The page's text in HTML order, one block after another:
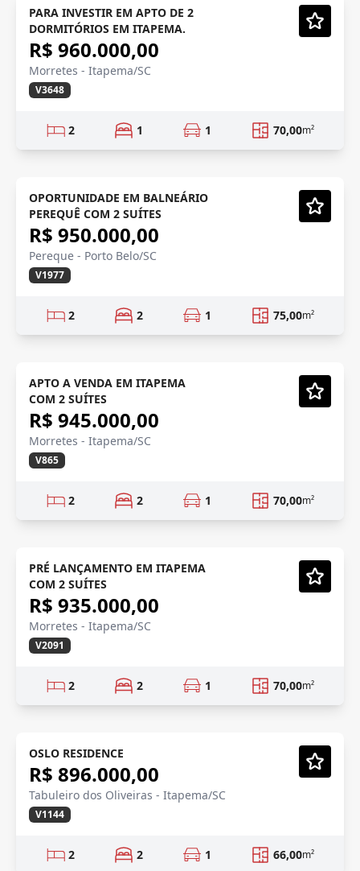
ENTREGA 2028
Vídeo
Em Construção
PARA INVESTIR EM APTO DE 2
DORMITÓRIOS EM ITAPEMA.
R$ 960.000,00
Morretes - Itapema/SC
V3648
2 1 1 70,00m²
NOVO
Vídeo
OPORTUNIDADE EM BALNEÁRIO
PEREQUÊ COM 2 SUÍTES
R$ 950.000,00
Pereque - Porto Belo/SC
V1977
2 2 1 75,00m²
LANÇAMENTO
Vídeo
Em Construção
APTO A VENDA EM ITAPEMA
COM 2 SUÍTES
R$ 945.000,00
Morretes - Itapema/SC
V865
2 2 1 70,00m²
PRÉ LANÇAMENTO
Vídeo
Em Construção
PRÉ LANÇAMENTO EM ITAPEMA
COM 2 SUÍTES
R$ 935.000,00
Morretes - Itapema/SC
V2091
2 2 1 70,00m²
LANÇAMENTO
Vídeo
Em Construção
OSLO RESIDENCE
R$ 896.000,00
Tabuleiro dos Oliveiras - Itapema/SC
V1144
2 2 1 66,00m²